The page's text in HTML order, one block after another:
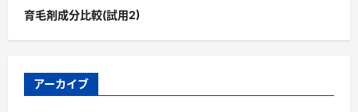
育毛剤成分比較(試用2)
アーカイブ